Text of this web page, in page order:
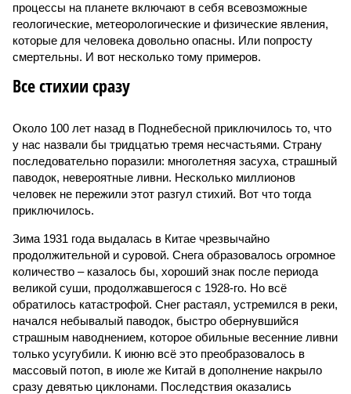
процессы на планете включают в себя всевозможные
геологические, метеорологические и физические явления,
которые для человека довольно опасны. Или попросту
смертельны. И вот несколько тому примеров.
Все стихии сразу
Около 100 лет назад в Поднебесной приключилось то, что
у нас назвали бы тридцатью тремя несчастьями. Страну
последовательно поразили: многолетняя засуха, страшный
паводок, невероятные ливни. Несколько миллионов
человек не пережили этот разгул стихий. Вот что тогда
приключилось.
Зима 1931 года выдалась в Китае чрезвычайно
продолжительной и суровой. Снега образовалось огромное
количество – казалось бы, хороший знак после периода
великой суши, продолжавшегося с 1928-го. Но всё
обратилось катастрофой. Снег растаял, устремился в реки,
начался небывалый паводок, быстро обернувшийся
страшным наводнением, которое обильные весенние ливни
только усугубили. К июню всё это преобразовалось в
массовый потоп, в июле же Китай в дополнение накрыло
сразу девятью циклонами. Последствия оказались